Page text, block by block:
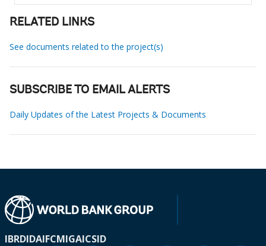
RELATED LINKS
See documents related to the project(s)
SUBSCRIBE TO EMAIL ALERTS
Daily Updates of the Latest Projects & Documents
IBRDIDAIFCMIGAICSID